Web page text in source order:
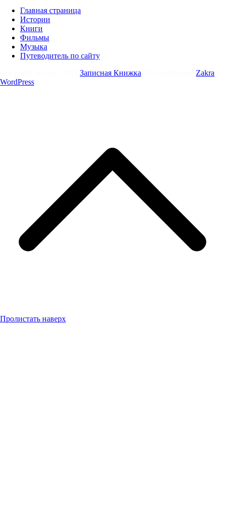
Главная страница
Истории
Книги
Фильмы
Музыка
Путеводитель по сайту
Записная Книжка Zakra
WordPress
Пролистать наверх